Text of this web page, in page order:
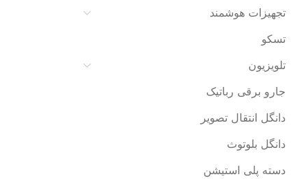
تجهیزات هوشمند
تسکو
تلویزیون
جارو برقی رباتیک
دانگل انتقال تصویر
دانگل بلوتوث
دسته پلی استیشن